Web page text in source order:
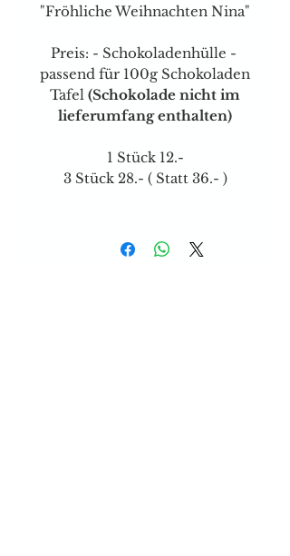
"Fröhliche Weihnachten Nina"
Preis: - Schokoladenhülle -
passend für 100g Schokoladen
Tafel (Schokolade nicht im
lieferumfang enthalten)
1 Stück 12.-
3 Stück 28.- ( Statt 36.- )